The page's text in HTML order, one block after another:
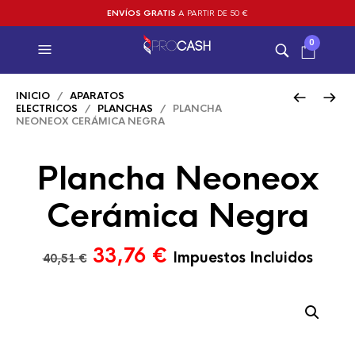
ENVÍOS GRATIS A PARTIR DE 50 €
0
INICIO / APARATOS
ELECTRICOS / PLANCHAS / PLANCHA
NEONEOX CERÁMICA NEGRA
Plancha Neoneox
Cerámica Negra
40,51€ El
33,76 €El
precio
Impuestos Incluidos